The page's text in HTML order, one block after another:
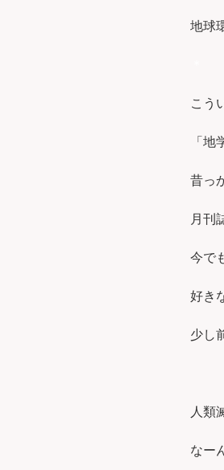
地球
こう
「
昔っ
月刊
今で
好き
少し
人類
なー